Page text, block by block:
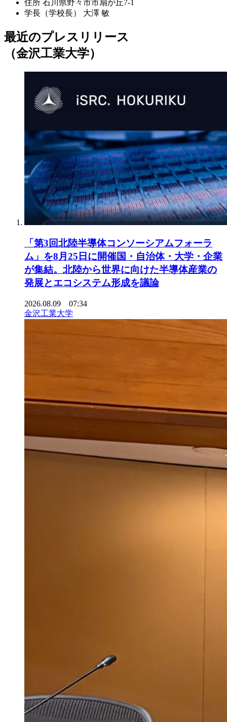
住所 石川県野々市市扇が丘7-1
学長（学校長）
大澤 敏
最近のプレスリリース
（金沢工業大学）
「第3回北陸半導体コンソーシアムフォーラ
ム」を8月25日に開催国・自治体・大学・企業
が集結。北陸から世界に向けた半導体産業の
発展とエコシステム形成を議論
2026.08.09 07:34
金沢工業大学